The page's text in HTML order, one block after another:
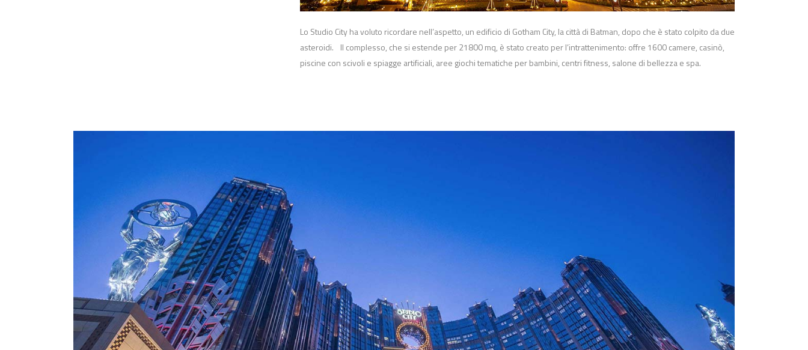
Lo Studio City ha voluto ricordare nell’aspetto, un edificio di Gotham City, la città di Batman, dopo che è stato colpito da due
asteroidi. Il complesso, che si estende per 21800 mq, è stato creato per l’intrattenimento: offre 1600 camere, casinò,
piscine con scivoli e spiagge artificiali, aree giochi tematiche per bambini, centri fitness, salone di bellezza e spa.